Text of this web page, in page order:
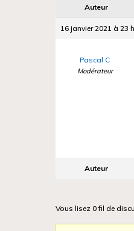
Auteur
16 janvier 2021 à 23
Pascal C
Modérateur
Auteur
Vous lisez 0 fil de